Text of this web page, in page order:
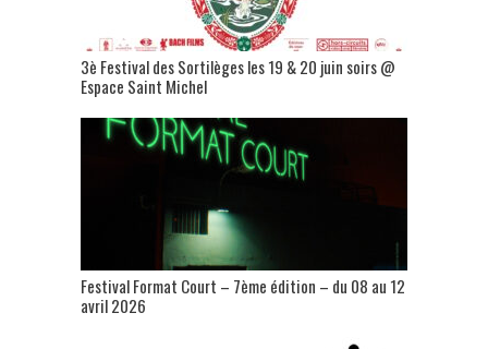
3è Festival des Sortilèges les 19 & 20 juin soirs @
Espace Saint Michel
Festival Format Court – 7ème édition – du 08 au 12
avril 2026